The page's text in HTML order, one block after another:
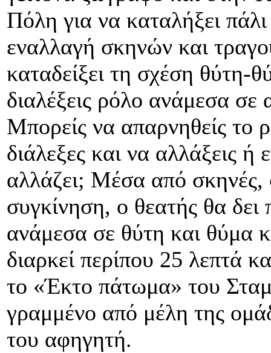
Πόλη για να καταλήξει
εναλλαγή σκηνών και
καταδείξει τη σχέση θύτη-
διαλέξεις ρόλο ανάμεσα
Μπορείς να απαρνηθείς το
διάλεξες και να αλλάξεις ή
αλλάζει; Μέσα από σκηνές,
συγκίνηση, ο θεατής θα
ανάμεσα σε θύτη και θύμα
διαρκεί περίπου 25 λεπτά
το «Έκτο πάτωμα» του
γραμμένο από μέλη της
του αφηγητή.